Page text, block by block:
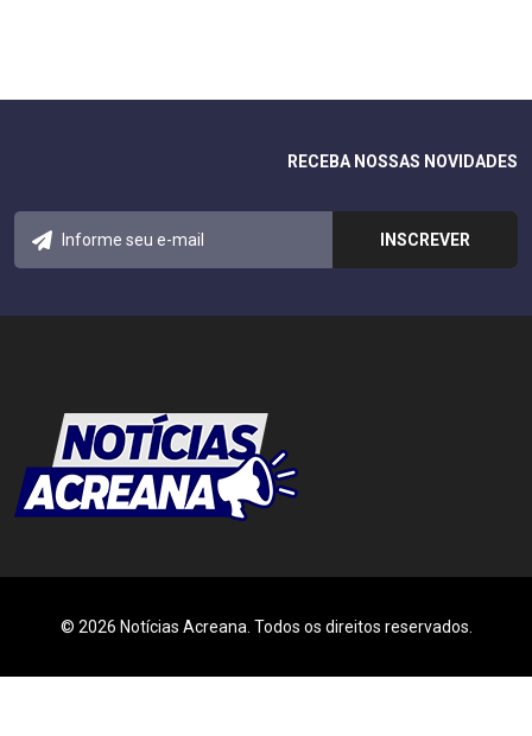
RECEBA NOSSAS NOVIDADES
© 2026 Notícias Acreana. Todos os direitos reservados.